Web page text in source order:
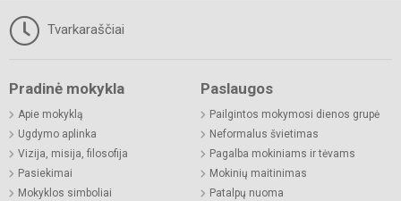
Tvarkaraščiai
Pradinė mokykla
Apie mokyklą
Ugdymo aplinka
Vizija, misija, filosofija
Pasiekimai
Mokyklos simboliai
Paslaugos
Pailgintos mokymosi dienos grupė
Neformalus švietimas
Pagalba mokiniams ir tėvams
Mokinių maitinimas
Patalpų nuoma